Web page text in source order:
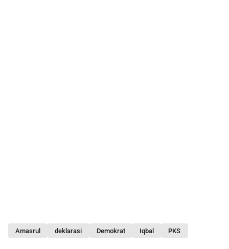
Amasrul deklarasi Demokrat Iqbal PKS